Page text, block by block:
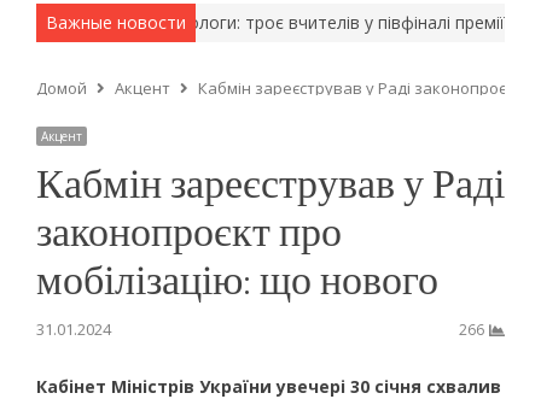
Важные новости
Запоріжжя і Пологи: троє вчителів у півфіналі премії для
Домой Акцент Кабмін зареєстрував у Раді законопроєкт
Акцент
Кабмін зареєстрував у Раді
законопроєкт про
мобілізацію: що нового
31.01.2024 266
Кабінет Міністрів України увечері 30 січня схвалив